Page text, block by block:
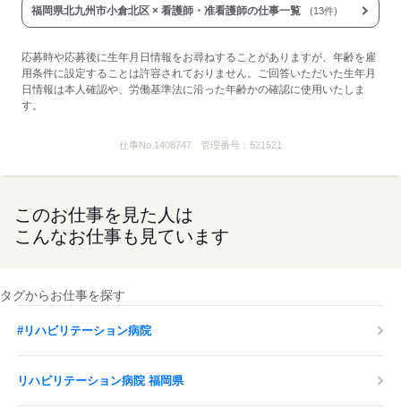
業務手当：21,500円～25,500円
※賃金は経験・本人能力等を考慮して決定します
＜その他＞
住宅手当：0～16,000円（規定あり）
応募する
福岡県北九州市小倉北区 × 看護師・准看護師の仕事一覧 (13件)
応募時や応募後に生年月日情報をお尋ねすることがありますが、年齢を雇
用条件に設定することは許容されておりません。ご回答いただいた生年月
日情報は本人確認や、労働基準法に沿った年齢かの確認に使用いたしま
す。
仕事No. 1408747 管理番号： 521521
このお仕事を見た人は
こんなお仕事も見ています
タグからお仕事を探す
#リハビリテーション病院
リハビリテーション病院 福岡県